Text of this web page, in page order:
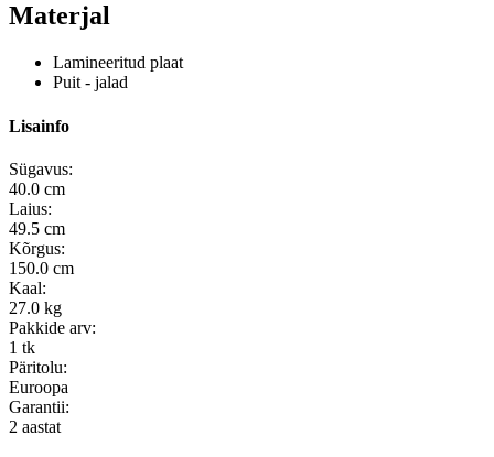
Materjal
Lamineeritud plaat
Puit - jalad
Lisainfo
Sügavus:
40.0 cm
Laius:
49.5 cm
Kõrgus:
150.0 cm
Kaal:
27.0 kg
Pakkide arv:
1 tk
Päritolu:
Euroopa
Garantii:
2 aastat